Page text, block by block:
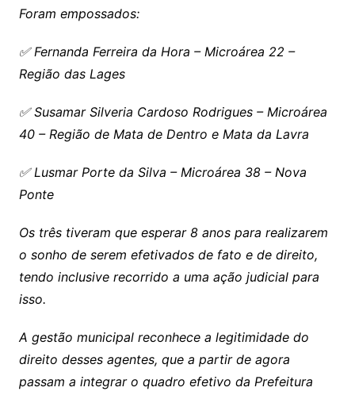
Foram empossados:
✅ Fernanda Ferreira da Hora – Microárea 22 –
Região das Lages
✅ Susamar Silveria Cardoso Rodrigues – Microárea
40 – Região de Mata de Dentro e Mata da Lavra
✅ Lusmar Porte da Silva – Microárea 38 – Nova
Ponte
Os três tiveram que esperar 8 anos para realizarem
o sonho de serem efetivados de fato e de direito,
tendo inclusive recorrido a uma ação judicial para
isso.
A gestão municipal reconhece a legitimidade do
direito desses agentes, que a partir de agora
passam a integrar o quadro efetivo da Prefeitura